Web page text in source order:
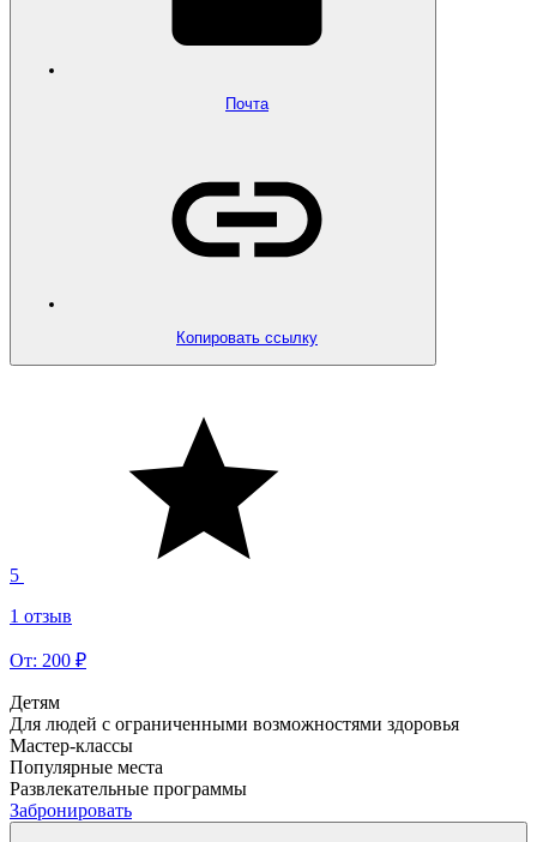
Почта
Копировать ссылку
5
1 отзыв
От: 200 ₽
Детям
Для людей с ограниченными возможностями здоровья
Мастер-классы
Популярные места
Развлекательные программы
Забронировать